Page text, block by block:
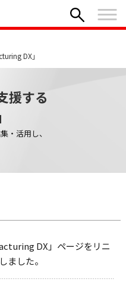
DX」
援する
・活用し、
DX」ページをリニ
ました。